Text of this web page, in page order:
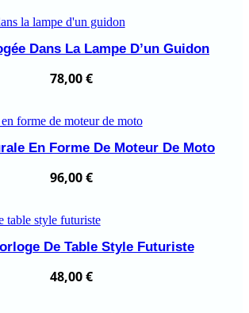
Dans La Lampe D’un Guidon
78,00€
En Forme De Moteur De Moto
96,00€
De Table Style Futuriste
48,00€